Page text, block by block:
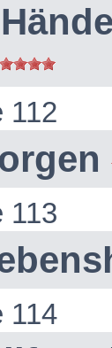
112
113
114